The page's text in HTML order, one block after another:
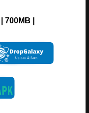
700MB |